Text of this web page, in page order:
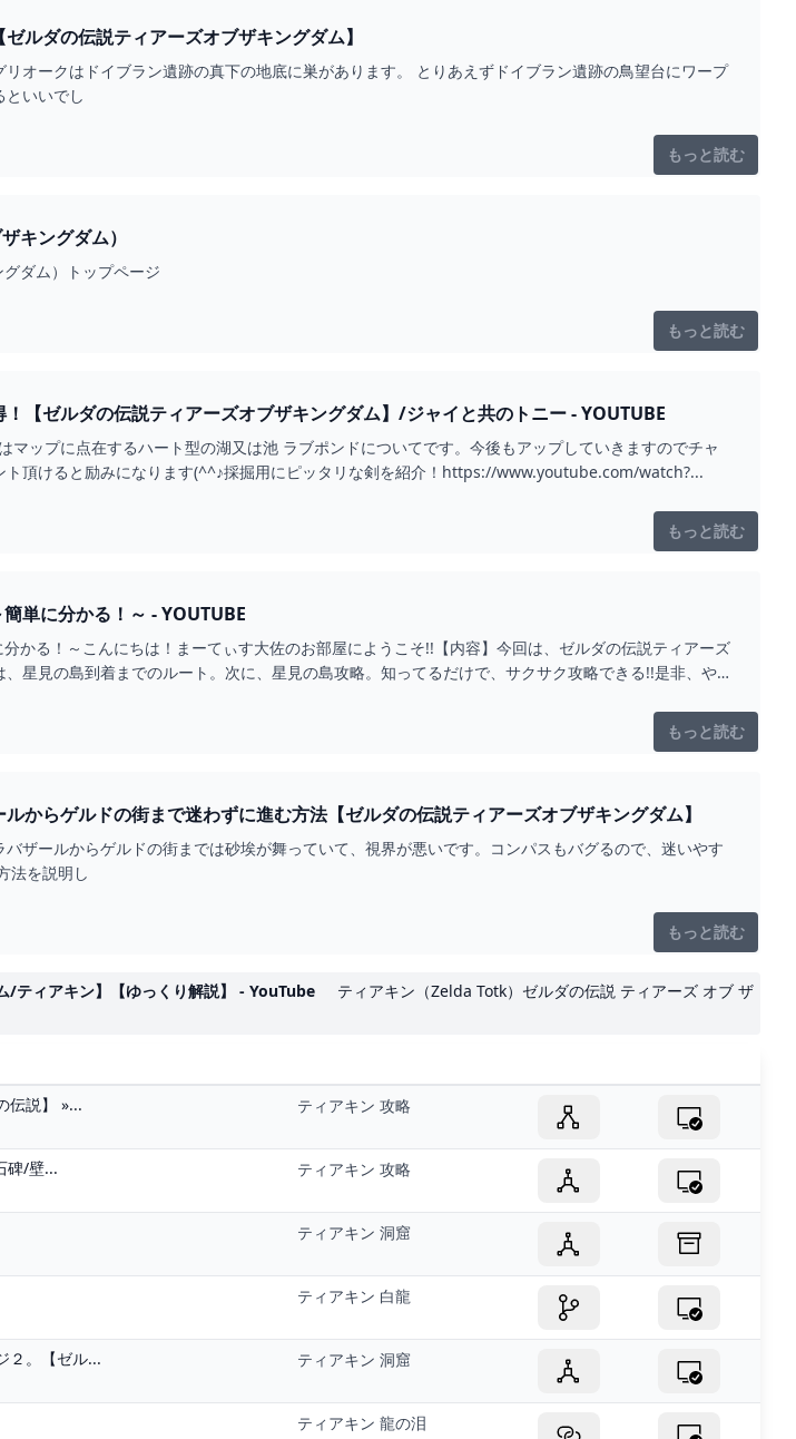
ルダの伝説ティアーズオブザキングダム】
オークはドイブラン遺跡の真下の地底に巣があります。 とりあえずドイブラン遺跡の鳥望台にワープ
といいでし
もっと読む
キングダム）
ダム）トップページ
もっと読む
！【ゼルダの伝説ティアーズオブザキングダム】/ジャイと共のトニー - YOUTUBE
プに点在するハート型の湖又は池 ラブポンドについてです。今後もアップしていきますのでチャ
ト頂けると励みになります(^^♪採掘用にピッタリな剣を紹介！https://www.youtube.com/watch?...
もっと読む
単に分かる！～ - YOUTUBE
かる！～こんにちは！まーてぃす大佐のお部屋にようこそ!!【内容】今回は、ゼルダの伝説ティアーズ
星見の島到着までのルート。次に、星見の島攻略。知ってるだけで、サクサク攻略できる!!是非、や
もっと読む
からゲルドの街まで迷わずに進む方法【ゼルダの伝説ティアーズオブザキングダム】
ザールからゲルドの街までは砂埃が舞っていて、視界が悪いです。コンパスもバグるので、迷いやす
法を説明し
もっと読む
/ティアキン】【ゆっくり解説】 - YouTube
ティアキン（Zelda Totk）ゼルダの伝説 ティアーズ オブ ザ
伝説】 »...
ティアキン 攻略
碑/壁...
ティアキン 攻略
ティアキン 洞窟
ティアキン 白龍
２。【ゼル...
ティアキン 洞窟
ティアキン 龍の泪